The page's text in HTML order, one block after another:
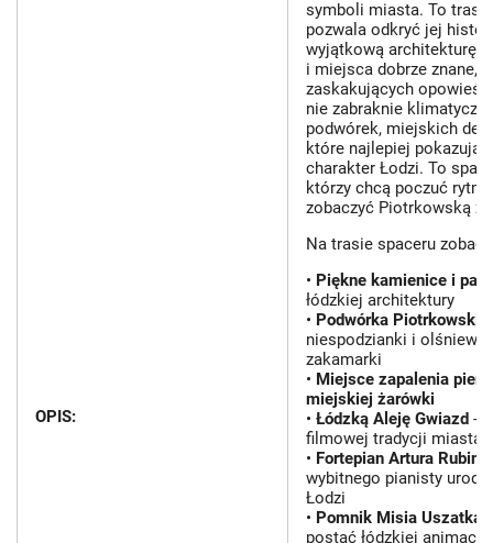
OPIS:
symboli miasta. To
pozwala odkryć jej
wyjątkową architekturę,
i miejsca dobrze znane,
zaskakujących
nie zabraknie
podwórek, miejskich
które najlepiej pokazują
charakter Łodzi. To
którzy chcą poczuć rytm
zobaczyć Piotrkowską z
Na trasie spaceru
• Piękne kamienice i
łódzkiej architektury
• Podwórka Piotrkowskiej
niespodzianki i
zakamarki
• Miejsce zapalenia
miejskiej żarówki
• Łódzką Aleję Gwiazd -
filmowej tradycji miasta
• Fortepian Artura
wybitnego pianisty
Łodzi
• Pomnik Misia Uszatka
postać łódzkiej animacji